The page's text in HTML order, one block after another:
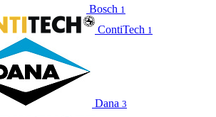
Bosch 1
ContiTech 1
Dana 3